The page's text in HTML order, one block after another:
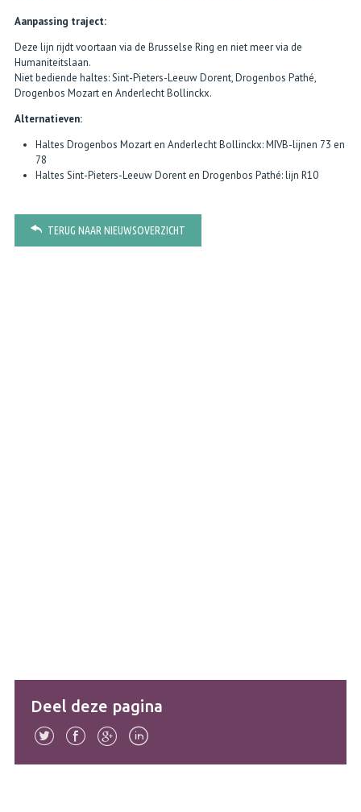
Aanpassing traject:
Deze lijn rijdt voortaan via de Brusselse Ring en niet meer via de
Humaniteitslaan.
Niet bediende haltes: Sint-Pieters-Leeuw Dorent, Drogenbos Pathé,
Drogenbos Mozart en Anderlecht Bollinckx.
Alternatieven:
Haltes Drogenbos Mozart en Anderlecht Bollinckx: MIVB-lijnen 73 en
78
Haltes Sint-Pieters-Leeuw Dorent en Drogenbos Pathé: lijn R10
TERUG NAAR NIEUWSOVERZICHT
Deel deze pagina